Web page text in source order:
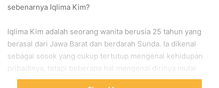
sebenarnya Iqlima Kim?
Iqlima Kim adalah seorang wanita berusia 25 tahun yang
berasal dari Jawa Barat dan berdarah Sunda. Ia dikenal
sebagai sosok yang cukup tertutup mengenai kehidupan
pribadinya, tetapi beberapa hal mengenai dirinya mulai
terbongkar seiring berjalannya waktu.